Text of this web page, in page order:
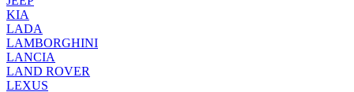
KIA
LADA
LAMBORGHINI
LANCIA
LAND ROVER
LEXUS